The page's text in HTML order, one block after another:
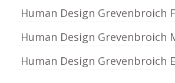
Human Design Grevenbroich
Human Design Grevenbroich
Human Design Grevenbroich